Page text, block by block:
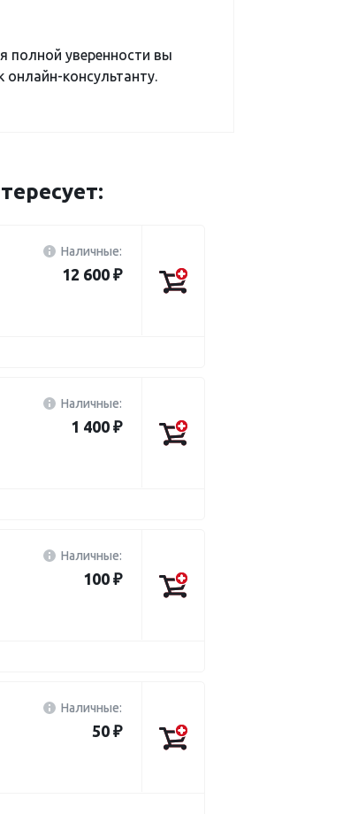
полной уверенности вы
консультанту.
Наличные:
12 600 ₽
Наличные:
1 400 ₽
Наличные:
100 ₽
Наличные:
50 ₽